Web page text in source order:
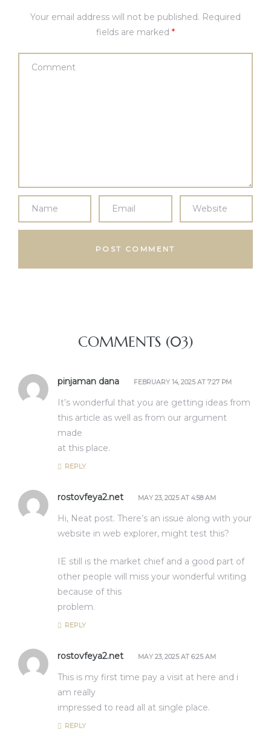
Your email address will not be published. Required
fields are marked *
COMMENTS (03)
pinjaman dana FEBRUARY 14, 2025 AT 7:27 PM
It’s wonderful that you are getting ideas from
this article as well as from our argument
made
at this place.
REPLY
rostovfeya2.net MAY 23, 2025 AT 4:58 AM
Hi, Neat post. There’s an issue along with your
website in web explorer, might test this?
IE still is the market chief and a good part of
other people will miss your wonderful writing
because of this
problem.
REPLY
rostovfeya2.net MAY 23, 2025 AT 6:25 AM
This is my first time pay a visit at here and i
am really
impressed to read all at single place.
REPLY